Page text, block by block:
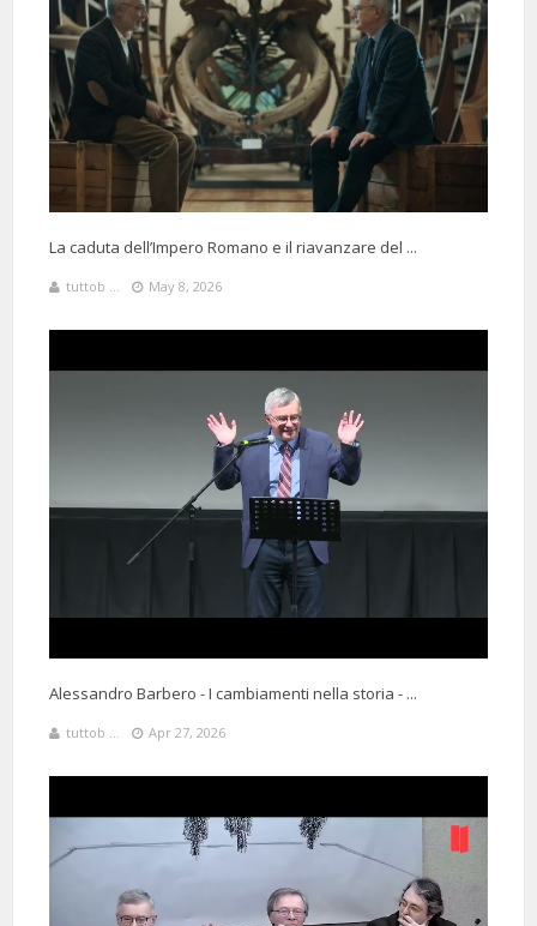
La caduta dell’Impero Romano e il riavanzare del ...
tuttob ... May 8, 2026
Alessandro Barbero - I cambiamenti nella storia - ...
tuttob ... Apr 27, 2026